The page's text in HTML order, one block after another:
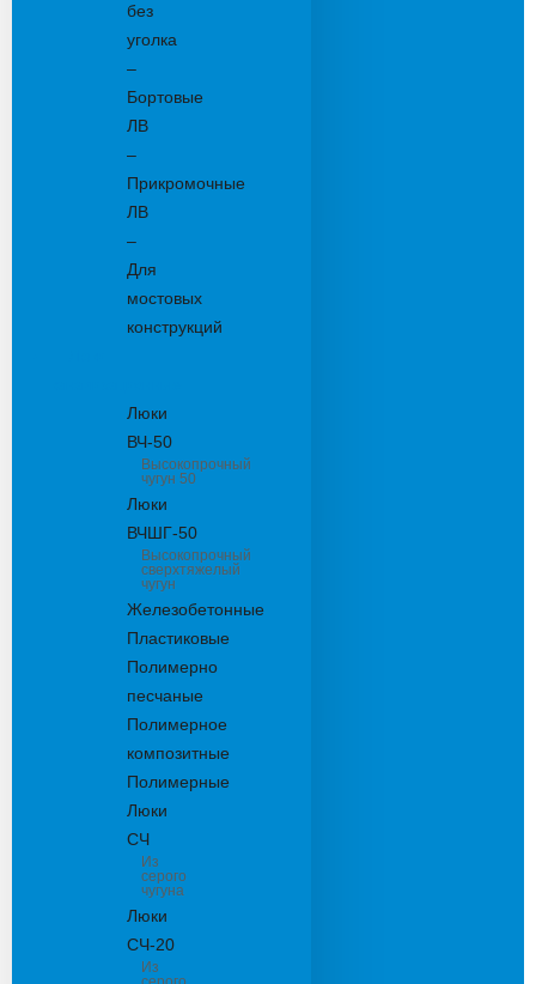
без
уголка
–
Бортовые
ЛВ
–
Прикромочные
ЛВ
–
Для
мостовых
конструкций
Люки
ВЧ-50
Высокопрочный
чугун 50
Люки
ВЧШГ-50
Высокопрочный
сверхтяжелый
чугун
Железобетонные
Пластиковые
Полимерно
песчаные
Полимерное
композитные
Полимерные
Люки
СЧ
Из
серого
чугуна
Люки
СЧ-20
Из